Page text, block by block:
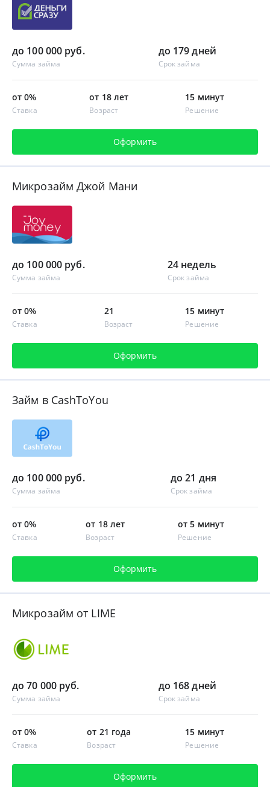
до 100 000 руб.
Сумма займа
до 179 дней
Срок займа
от 0%
Ставка
от 18 лет
Возраст
15 минут
Решение
Оформить
Микрозайм Джой Мани
до 100 000 руб.
Сумма займа
24 недель
Срок займа
от 0%
Ставка
21
Возраст
15 минут
Решение
Оформить
Займ в CashToYou
до 100 000 руб.
Сумма займа
до 21 дня
Срок займа
от 0%
Ставка
от 18 лет
Возраст
от 5 минут
Решение
Оформить
Микрозайм от LIME
до 70 000 руб.
Сумма займа
до 168 дней
Срок займа
от 0%
Ставка
от 21 года
Возраст
15 минут
Решение
Оформить